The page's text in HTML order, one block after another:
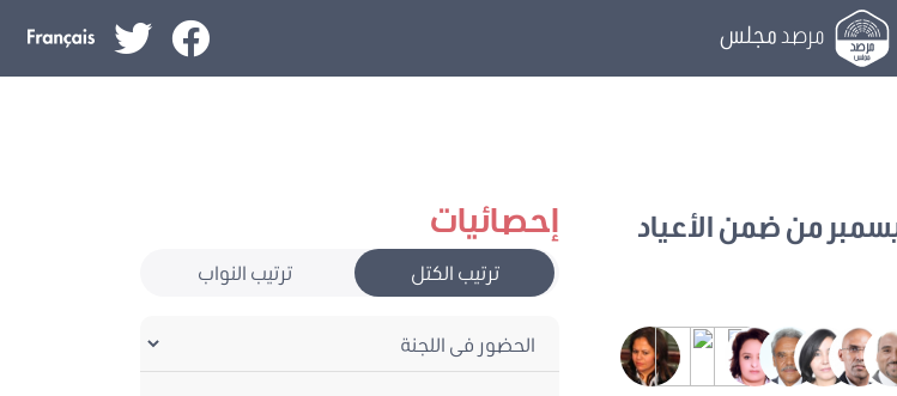
مرصد مجلس
إحصائيات
ترتيب الكتل ترتيب النواب
باعتماد يوم 17 ديسمبر من ضمن الأعياد